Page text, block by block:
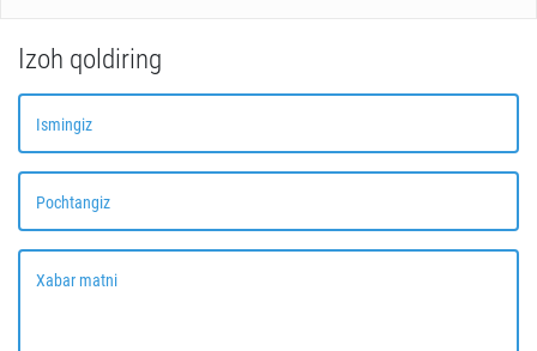
Izoh qoldiring
Ismingiz
Pochtangiz
Xabar matni